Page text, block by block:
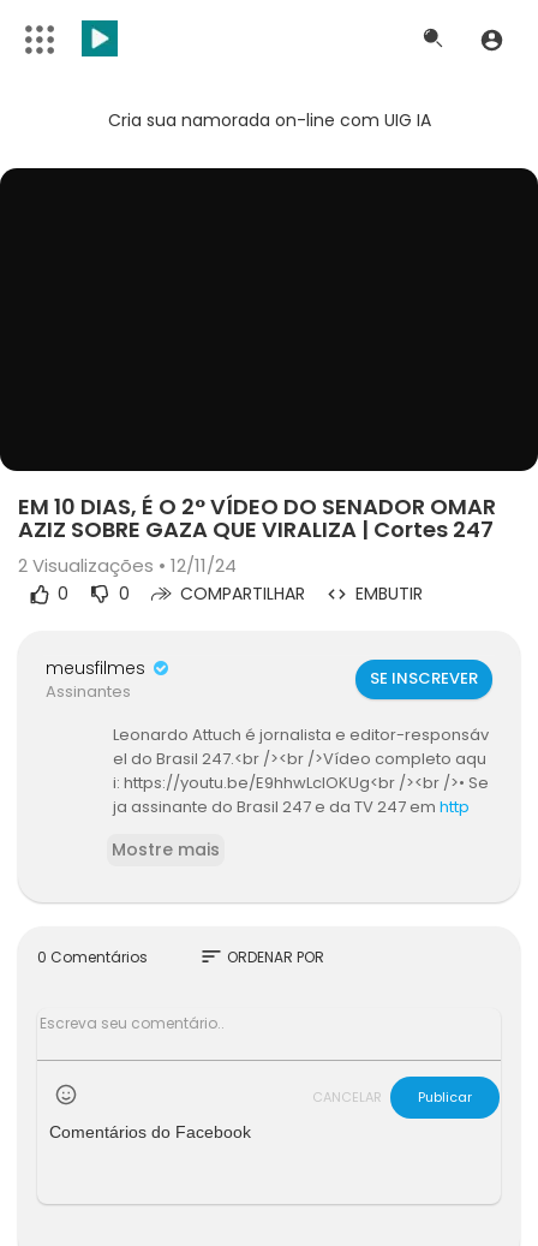
Cria sua namorada on-line com UIG IA
EM 10 DIAS, É O 2° VÍDEO DO SENADOR OMAR
AZIZ SOBRE GAZA QUE VIRALIZA | Cortes 247
2Visualizações • 12/11/24
0 0 COMPARTILHAR EMBUTIR
meusfilmes
Assinantes
SE INSCREVER
Leonardo Attuch é jornalista e editor-responsáv
el do Brasil 247.<br /><br />Vídeo completo aqu
i: https://youtu.be/E9hhwLcIOKUg<br /><br />• Se
ja assinante do Brasil 247 e da TV 247 em http
o a chave pix@brasil247.com.br.<br /><br />• Si
hatsapp.com/channel/0029Va5CrrPD38COKOx
do a utilizar conteúdo jornalístico da TV 247.<br
Mostre mais
0 Comentários sort ORDENAR POR
CANCELAR
Publicar
Comentários do Facebook